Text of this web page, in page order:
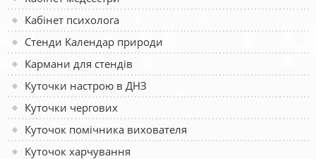
Кабінет психолога
Стенди Календар природи
Кармани для стендів
Куточки настрою в ДНЗ
Куточки чергових
Куточок помічника вихователя
Куточок харчування